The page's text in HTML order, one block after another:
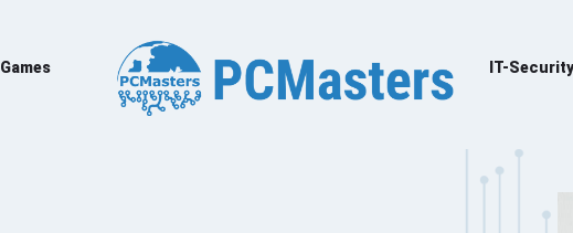
Games IT-Security